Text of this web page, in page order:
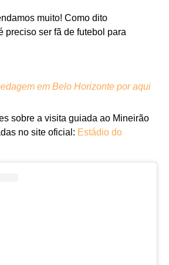
muito! Como dito
preciso ser fã de futebol para
em Belo Horizonte por aqui
sobre a visita guiada ao Mineirão
no site oficial: Estádio do